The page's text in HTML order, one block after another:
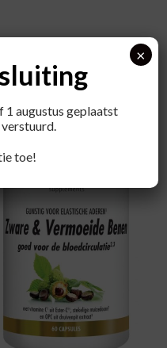
producten
1 augustus geplaatst
toe!
×